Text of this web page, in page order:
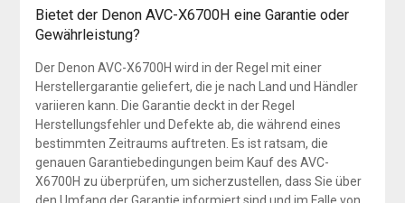
Bietet der Denon AVC-X6700H eine Garantie oder
Gewährleistung?
Der Denon AVC-X6700H wird in der Regel mit einer
Herstellergarantie geliefert, die je nach Land und Händler
variieren kann. Die Garantie deckt in der Regel
Herstellungsfehler und Defekte ab, die während eines
bestimmten Zeitraums auftreten. Es ist ratsam, die
genauen Garantiebedingungen beim Kauf des AVC-
X6700H zu überprüfen, um sicherzustellen, dass Sie über